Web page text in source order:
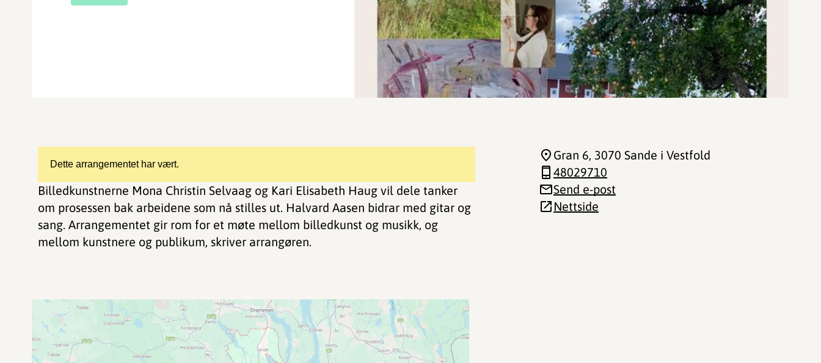
Dette arrangementet har vært.
Billedkunstnerne Mona Christin Selvaag og Kari Elisabeth Haug vil dele tanker
om prosessen bak arbeidene som nå stilles ut. Halvard Aasen bidrar med gitar og
sang. Arrangementet gir rom for et møte mellom billedkunst og musikk, og
mellom kunstnere og publikum, skriver arrangøren.
Gran 6, 3070 Sande i Vestfold
48029710
Send e-post
Nettside